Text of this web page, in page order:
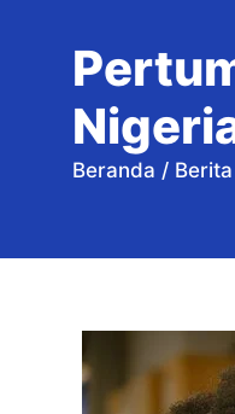
Beranda / Berita